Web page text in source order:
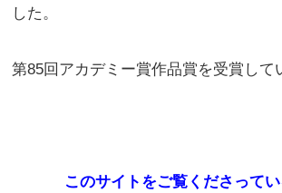
した。
第85回アカデミー賞作品賞を受賞して
このサイトをご覧くださって